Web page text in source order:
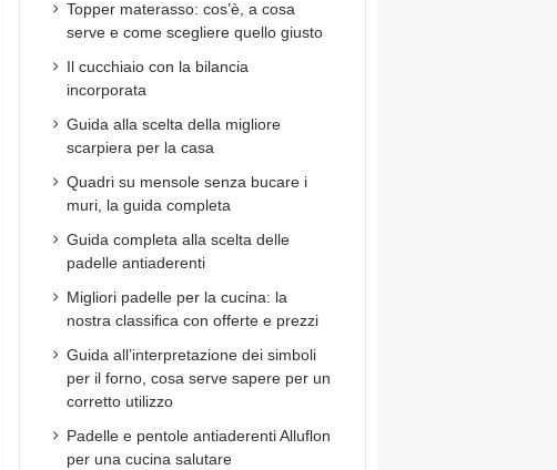
Topper materasso: cos’è, a cosa
serve e come scegliere quello giusto
Il cucchiaio con la bilancia
incorporata
Guida alla scelta della migliore
scarpiera per la casa
Quadri su mensole senza bucare i
muri, la guida completa
Guida completa alla scelta delle
padelle antiaderenti
Migliori padelle per la cucina: la
nostra classifica con offerte e prezzi
Guida all’interpretazione dei simboli
per il forno, cosa serve sapere per un
corretto utilizzo
Padelle e pentole antiaderenti Alluflon
per una cucina salutare